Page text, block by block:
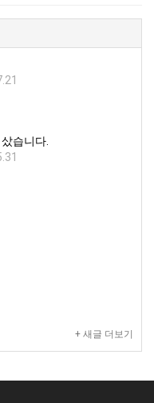
습니다.
+ 새글 더보기